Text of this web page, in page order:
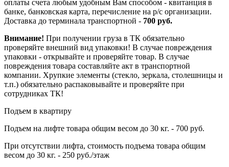
оплаты счета любым удобным Вам способом - квитанция в
банке, банковская карта, перечисление на р/с организации.
Доставка до терминала транспортной - 700 руб.
Внимание! При получении груза в ТК обязательно
проверяйте внешний вид упаковки! В случае повреждения
упаковки - открывайте и проверяйте товар. В случае
повреждения товара составляйте акт в транспортной
компании. Хрупкие элементы (стекло, зеркала, столешницы и
т.п.) обязательно распаковывайте и проверяйте при
сотрудниках ТК!
Подъем в квартиру
Подъем на лифте товара общим весом до 30 кг. - 700 руб.
При отсутствии лифта, стоимость подъема товара общим
весом до 30 кг. - 250 руб./этаж